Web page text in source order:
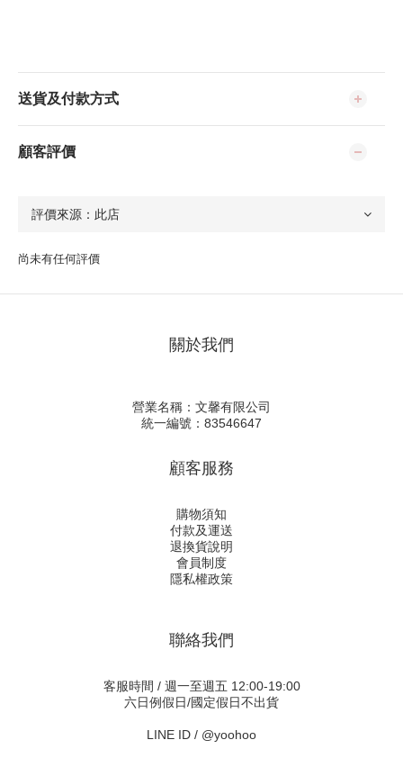
送貨及付款方式
顧客評價
尚未有任何評價
關於我們
營業名稱：文馨有限公司
統一編號：83546647
顧客服務
購物須知
付款及運送
退換貨說明
會員制度
隱私權政策
聯絡我們
客服時間 / 週一至週五 12:00-19:00
六日例假日/國定假日不出貨
LINE ID / @yoohoo